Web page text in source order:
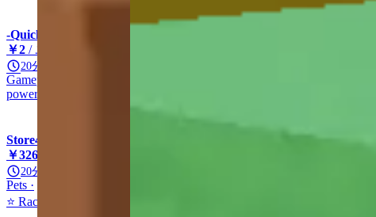
-QuickShop
￥2 / ユニット
20分
Gamepasses
power hose
Store4Smurfs
￥326
20分
Pets
⭐ Raccoon ⭐